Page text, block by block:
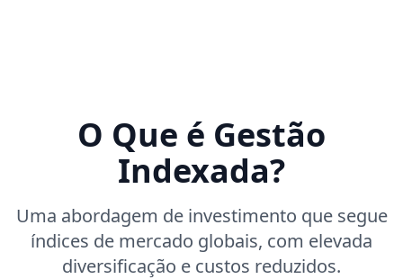
O Que é Gestão
Indexada?
Uma abordagem de investimento que segue
índices de mercado globais, com elevada
diversificação e custos reduzidos.